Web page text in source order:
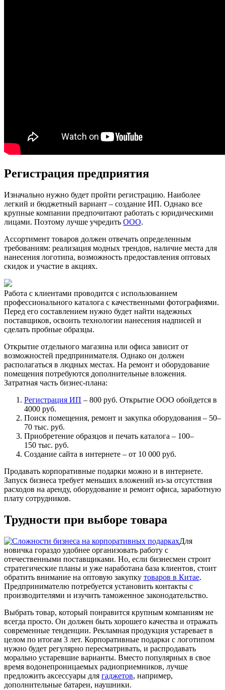
Регистрация предприятия
Изначально нужно будет пройти регистрацию. Наиболее
легкий и бюджетный вариант – создание ИП. Однако все
крупные компании предпочитают работать с юридическими
лицами. Поэтому лучше учредить ООО.
Ассортимент товаров должен отвечать определенным
требованиям: реализация модных трендов, наличие места для
нанесения логотипа, возможность предоставления оптовых
скидок и участие в акциях.
Работа с клиентами проводится с использованием
профессионального каталога с качественными фотографиями.
Перед его составлением нужно будет найти надежных
поставщиков, освоить технологии нанесения надписей и
сделать пробные образцы.
Открытие отдельного магазина или офиса зависит от
возможностей предпринимателя. Однако он должен
располагаться в людных местах. На ремонт и оборудование
помещения потребуются дополнительные вложения.
Затратная часть бизнес-плана:
Регистрация ИП – 800 руб. Открытие ООО обойдется в
4000 руб.
Поиск помещения, ремонт и закупка оборудования – 50–
70 тыс. руб.
Приобретение образцов и печать каталога – 100–
150 тыс. руб.
Создание сайта в интернете – от 10 000 руб.
Продавать корпоративные подарки можно и в интернете.
Запуск бизнеса требует меньших вложений из-за отсутствия
расходов на аренду, оборудование и ремонт офиса, заработную
плату сотрудников.
Трудности при выборе товара
Для
новичка гораздо удобнее организовать работу с
отечественными поставщиками. Но, если бизнесмен строит
стратегические планы и уже наработана база клиентов, стоит
обратить внимание на оптовую закупку товаров в Китае.
Предпринимателю потребуется установить контакты с
производителями и изучить таможенное законодательство.
Выбрать товар, который понравится крупным компаниям не
всегда просто. Он должен быть хорошего качества и отражать
современные тенденции. Рекламная продукция устаревает в
целом по итогам 3 лет. Корпоративные подарки с логотипом
нужно будет регулярно пересматривать, и распродавать
морально устаревшие варианты. Вместо популярных в свое
время водонепроницаемых радиоприемников, лучше
предложить аксессуары для гаджетов, например,
дополнительные батареи, наушники.